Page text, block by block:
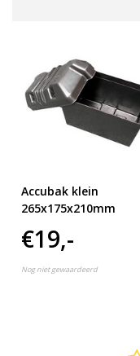
Accubak klein
265x175x210mm
€19,-
Nog niet gewaardeerd